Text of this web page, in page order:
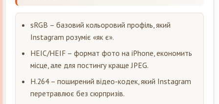
sRGB – базовий кольоровий профіль, який
Instagram розуміє «як є».
HEIC/HEIF – формат фото на iPhone, економить
місце, але для постингу краще JPEG.
H.264 – поширений відео-кодек, який Instagram
перетравлює без сюрпризів.